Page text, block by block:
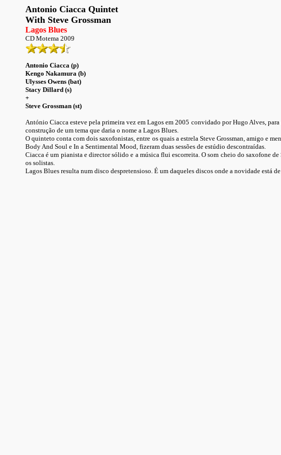
Antonio Ciacca Quintet
With Steve Grossman
Lagos Blues
CD Motema 2009
Antonio Ciacca (p)
Kengo Nakamura (b)
Ulysses Owens (bat)
Stacy Dillard (s)
+
Steve Grossman (st)
António Ciacca esteve pela primeira vez em Lagos em 2005 convidado por Hugo Alves,
construção de um tema que daria o nome a Lagos Blues.
O quinteto conta com dois saxofonistas, entre os quais a estrela Steve Grossman, amigo e
Body And Soul e In a Sentimental Mood, fizeram duas sessões de estúdio descontraídas.
Ciacca é um pianista e director sólido e a música flui escorreita. O som cheio do saxofone
os solistas.
Lagos Blues resulta num disco despretensioso. É um daqueles discos onde a novidade está